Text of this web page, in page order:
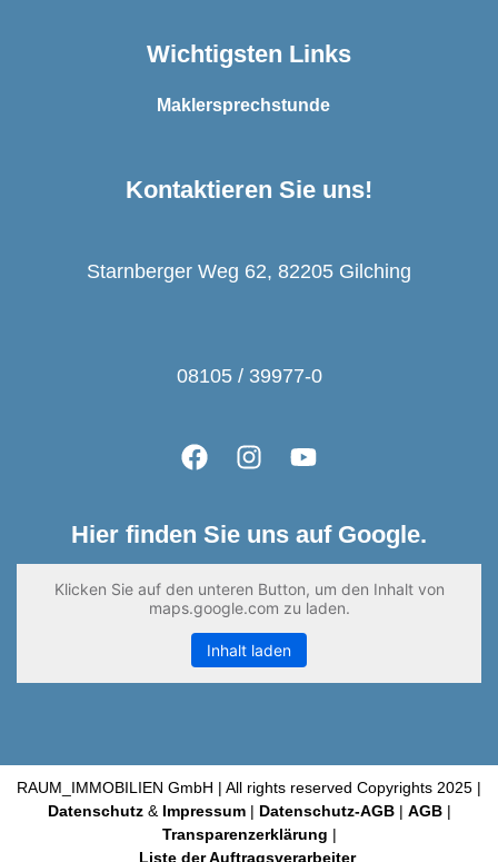
Wichtigsten Links
Maklersprechstunde
Kontaktieren Sie uns!
Starnberger Weg 62, 82205 Gilching
08105 / 39977-0
Hier finden Sie uns auf Google.
Klicken Sie auf den unteren Button, um den Inhalt von
maps.google.com zu laden.
Inhalt laden
RAUM_IMMOBILIEN GmbH | All rights reserved Copyrights 2025 |
Datenschutz& Impressum| Datenschutz-AGB| AGB|
Transparenzerklärung |
Liste der Auftragsverarbeiter